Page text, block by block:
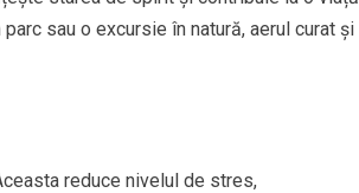
sau o excursie în natură, aerul curat și
reduce nivelul de stres,